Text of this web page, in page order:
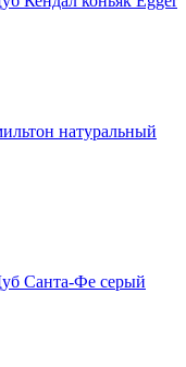
натуральный
Санта-Фе серый